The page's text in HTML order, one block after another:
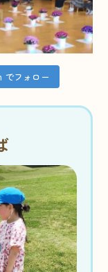
でフォロー